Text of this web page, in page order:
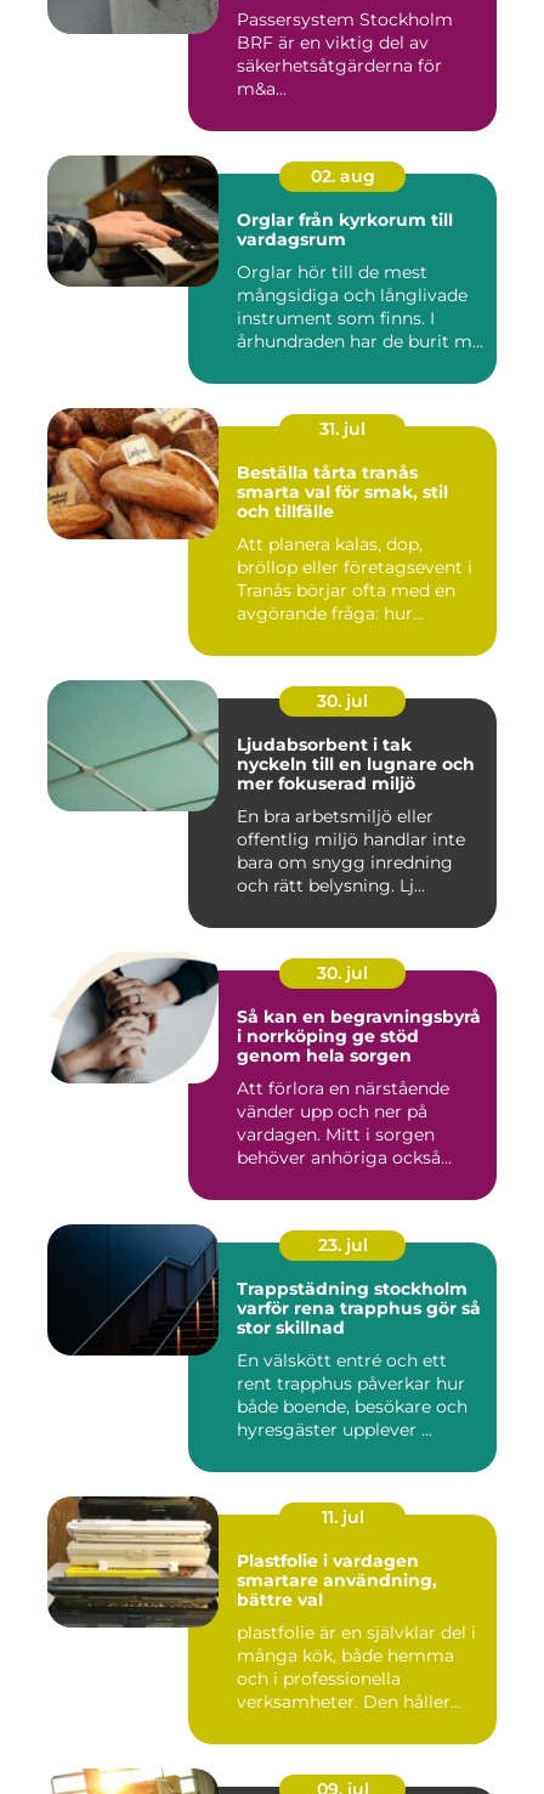
Passersystem Stockholm
BRF är en viktig del av
säkerhetsåtgärderna för
m&a...
02. aug
Orglar från kyrkorum till
vardagsrum
Orglar hör till de mest
mångsidiga och långlivade
instrument som finns. I
århundraden har de burit m...
31. jul
Beställa tårta tranås
smarta val för smak, stil
och tillfälle
Att planera kalas, dop,
bröllop eller företagsevent i
Tranås börjar ofta med en
avgörande fråga: hur...
30. jul
Ljudabsorbent i tak
nyckeln till en lugnare och
mer fokuserad miljö
En bra arbetsmiljö eller
offentlig miljö handlar inte
bara om snygg inredning
och rätt belysning. Lj...
30. jul
Så kan en begravningsbyrå
i norrköping ge stöd
genom hela sorgen
Att förlora en närstående
vänder upp och ner på
vardagen. Mitt i sorgen
behöver anhöriga också
23. jul
Trappstädning stockholm
varför rena trapphus gör så
stor skillnad
En välskött entré och ett
rent trapphus påverkar hur
både boende, besökare och
hyresgäster upplever ...
11. jul
Plastfolie i vardagen
smartare användning,
bättre val
plastfolie är en självklar del i
många kök, både hemma
och i professionella
verksamheter. Den håller...
09. jul